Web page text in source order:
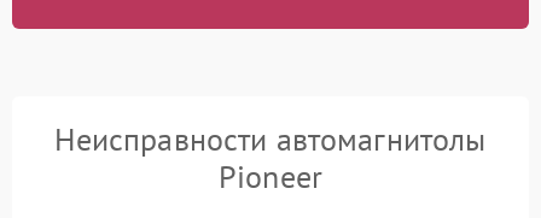
Неисправности автомагнитолы
Pioneer